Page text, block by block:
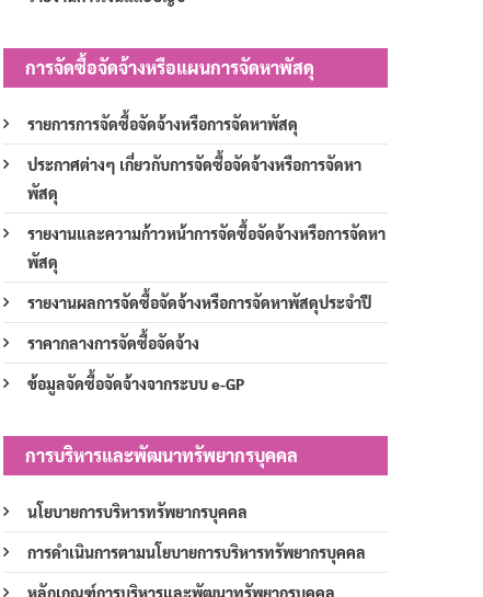
การจัดซื้อจัดจ้างหรือแผนการจัดหาพัสดุ
รายการการจัดซื้อจัดจ้างหรือการจัดหาพัสดุ
ประกาศต่างๆ เกี่ยวกับการจัดซื้อจัดจ้างหรือการจัดหา
พัสดุ
รายงานและความก้าวหน้าการจัดซื้อจัดจ้างหรือการจัดหา
พัสดุ
รายงานผลการจัดซื้อจัดจ้างหรือการจัดหาพัสดุประจำปี
ราคากลางการจัดซื้อจัดจ้าง
ข้อมูลจัดซื้อจัดจ้างจากระบบ e-GP
การบริหารและพัฒนาทรัพยากรบุคคล
นโยบายการบริหารทรัพยากรบุคคล
การดำเนินการตามนโยบายการบริหารทรัพยากรบุคคล
หลักเกณฑ์การบริหารและพัฒนาทรัพยากรบุคคล